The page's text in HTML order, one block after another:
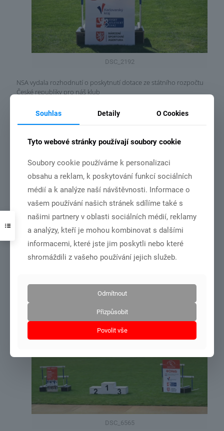
DSC_2192
NSA vydala rozhodnutí o poskytnutí dotace ze státního rozpočtu
České republiky pro náš klub
Číst více
DSC01001
3.7.2026
DSC_6565
Souhlas Detaily O Cookies
Tyto webové stránky používají soubory cookie
Soubory cookie používáme k personalizaci
obsahu a reklam, k poskytování funkcí sociálních
médií a k analýze naší návštěvnosti. Informace o
vašem používání našich stránek sdílíme také s
našimi partnery v oblasti sociálních médií, reklamy
a analýzy, kteří je mohou kombinovat s dalšími
informacemi, které jste jim poskytli nebo které
shromáždili z vašeho používání jejich služeb.
Odmítnout
Přizpůsobit
Povolit vše